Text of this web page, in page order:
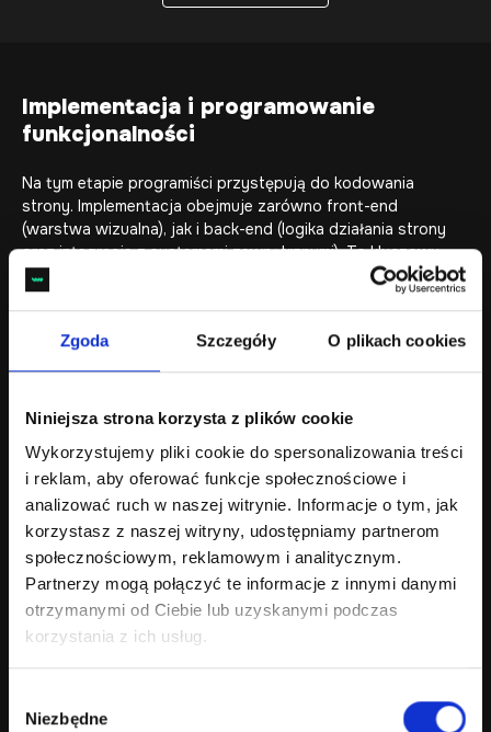
Zgoda Szczegóły O plikach cookies
Niniejsza strona korzysta z plików cookie
Wykorzystujemy pliki cookie do spersonalizowania treści
i reklam, aby oferować funkcje społecznościowe i
analizować ruch w naszej witrynie. Informacje o tym, jak
korzystasz z naszej witryny, udostępniamy partnerom
społecznościowym, reklamowym i analitycznym.
Partnerzy mogą połączyć te informacje z innymi danymi
otrzymanymi od Ciebie lub uzyskanymi podczas
korzystania z ich usług.
zgody
Niezbędne
Implementacja i programowanie
funkcjonalności
Na tym etapie programiści przystępują do kodowania
strony. Implementacja obejmuje zarówno front-end
(warstwa wizualna), jak i back-end (logika działania strony
oraz integracje z systemami zewnętrznymi). To kluczowy
moment, w którym projekt strony internetowej staje się
funkcjonalnym narzędziem gotowym do użycia przez
procesy (np. generowanie leadów, integracje z CRM,
automatyzacje marketingowe, strefy dla klientów). To
wpływa na architekturę, poziom testów oraz wybór
technologii i integracji już na starcie.
Kluczowe działania:
Tworzenie responsywnej wersji strony:responsywne
strony internetowemuszą poprawnie wyświetlać się
i działać na różnych urządzeniach, od komputerów
po smartfony. Programiści wdrażają techniki RWD
(Responsive Web Design), aby interfejs dynamicznie
dostosowywał się do rozdzielczości ekranu.
interaktywne elementy strony, takie jak animacje,